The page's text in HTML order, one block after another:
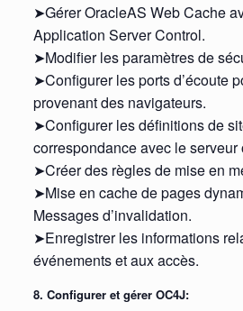
➤Gérer OracleAS Web Cache
Application Server Control.
➤Modifier les paramètres de
➤Configurer les ports d’écoute
provenant des navigateurs.
➤Configurer les définitions de
correspondance avec le serveur
➤Créer des règles de mise en
➤Mise en cache de pages
Messages d’invalidation.
➤Enregistrer les informations
événements et aux accès.
8. Configurer et gérer OC4J: